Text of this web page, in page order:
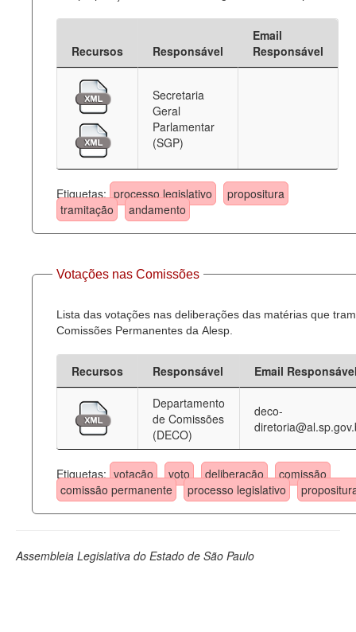
Recursos Responsável
Email
Responsável
Secretaria
Geral
Parlamentar
(SGP)
Etiquetas: processo legislativo
propositura
tramitação
andamento
Votações nas Comissões
Lista das votações nas deliberações das matérias que
Comissões Permanentes da Alesp.
Recursos Responsável
Email
Departamento
de Comissões
(DECO)
deco-
Etiquetas: votação voto deliberação
comissão
comissão permanente
processo legislativo
Assembleia Legislativa do Estado de São Paulo